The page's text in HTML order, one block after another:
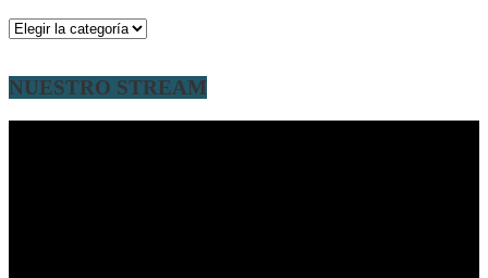
Categorías
NUESTRO STREAM